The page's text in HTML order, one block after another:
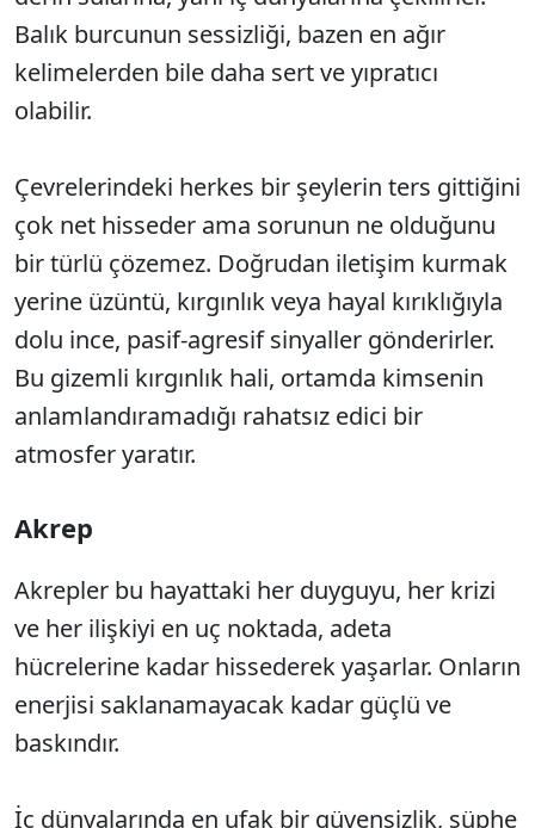
Balık burcunun sessizliği, bazen en ağır
kelimelerden bile daha sert ve yıpratıcı
olabilir.
Çevrelerindeki herkes bir şeylerin ters gittiğini
çok net hisseder ama sorunun ne olduğunu
bir türlü çözemez. Doğrudan iletişim kurmak
yerine üzüntü, kırgınlık veya hayal kırıklığıyla
dolu ince, pasif-agresif sinyaller gönderirler.
Bu gizemli kırgınlık hali, ortamda kimsenin
anlamlandıramadığı rahatsız edici bir
atmosfer yaratır.
Akrep
Akrepler bu hayattaki her duyguyu, her krizi
ve her ilişkiyi en uç noktada, adeta
hücrelerine kadar hissederek yaşarlar. Onların
enerjisi saklanamayacak kadar güçlü ve
baskındır.
İç dünyalarında en ufak bir güvensizlik, şüphe